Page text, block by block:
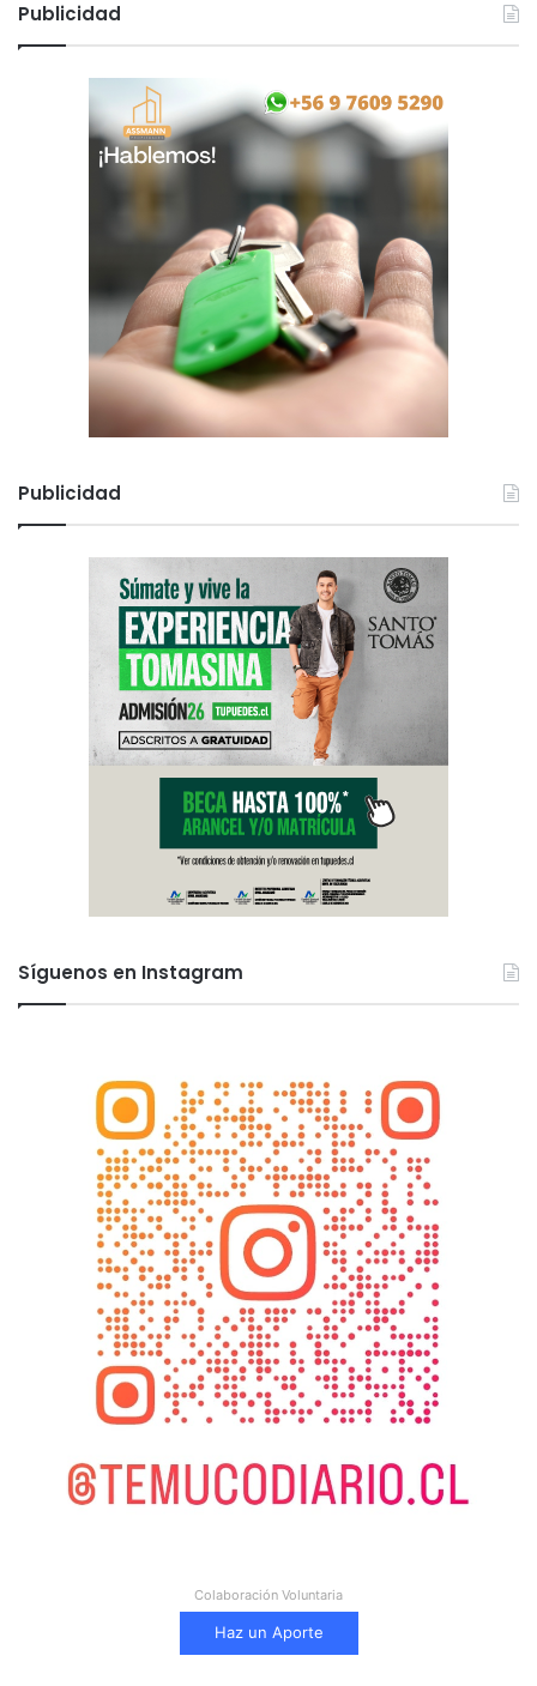
Publicidad
Publicidad
Síguenos en Instagram
Colaboración Voluntaria
Haz un Aporte